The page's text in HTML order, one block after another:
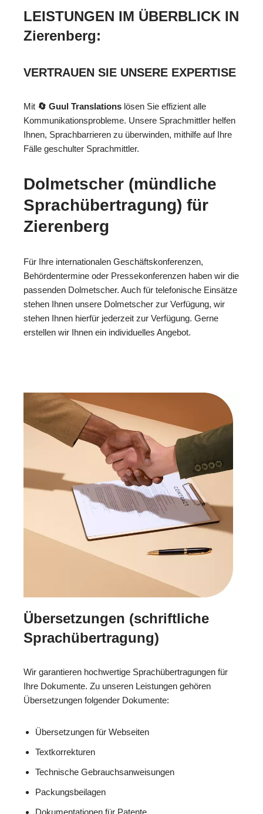
LEISTUNGEN IM ÜBERBLICK IN
Zierenberg:
VERTRAUEN SIE UNSERE EXPERTISE
Mit 🔄 Guul Translations lösen Sie effizient alle
Kommunikationsprobleme. Unsere Sprachmittler helfen
Ihnen, Sprachbarrieren zu überwinden, mithilfe auf Ihre
Fälle geschulter Sprachmittler.
Dolmetscher (mündliche
Sprachübertragung) für
Zierenberg
Für Ihre internationalen Geschäftskonferenzen,
Behördentermine oder Pressekonferenzen haben wir die
passenden Dolmetscher. Auch für telefonische Einsätze
stehen Ihnen unsere Dolmetscher zur Verfügung, wir
stehen Ihnen hierfür jederzeit zur Verfügung. Gerne
erstellen wir Ihnen ein individuelles Angebot.
Übersetzungen (schriftliche
Sprachübertragung)
Wir garantieren hochwertige Sprachübertragungen für
Ihre Dokumente. Zu unseren Leistungen gehören
Übersetzungen folgender Dokumente:
Übersetzungen für Webseiten
Textkorrekturen
Technische Gebrauchsanweisungen
Packungsbeilagen